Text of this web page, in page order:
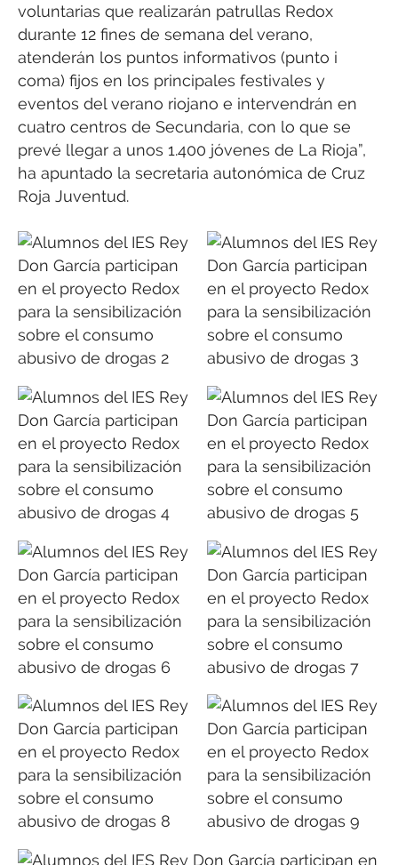
voluntarias que realizarán patrullas Redox
durante 12 fines de semana del verano,
atenderán los puntos informativos (punto i
coma) fijos en los principales festivales y
eventos del verano riojano e intervendrán en
cuatro centros de Secundaria, con lo que se
prevé llegar a unos 1.400 jóvenes de La Rioja”,
ha apuntado la secretaria autonómica de Cruz
Roja Juventud.